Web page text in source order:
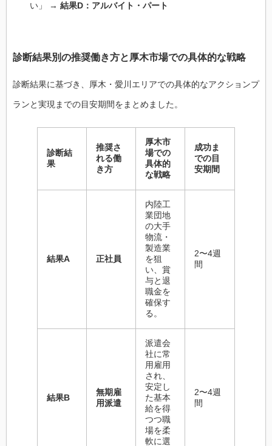
い」 → 結果D：アルバイト・パート
診断結果別の推奨働き方と厚木市場での具体的な戦略
診断結果に基づき、厚木・愛川エリアでの具体的なアクションプ
ランと実現までの目安期間をまとめました。
診断結
果
推奨さ
れる働
き方
厚木市
場での
具体的
な戦略
成功ま
での目
安期間
結果A 正社員
内陸工
業団地
の大手
物流・
製造業
を狙
い、賞
与と退
職金を
確保す
る。
2〜4週
間
結果B
無期雇
用派遣
派遣会
社に常
用雇用
され、
安定し
た基本
給を得
つつ職
場を柔
軟に選
2〜4週
間